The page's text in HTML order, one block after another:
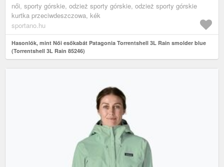
női, sporty górskie, odzież sporty górskie, odzież sporty górskie
kurtka przeciwdeszczowa, kék
sportano.hu
Hasonlók, mint Női esőkabát Patagonia Torrentshell 3L Rain smolder blue
(Torrentshell 3L Rain 85246)